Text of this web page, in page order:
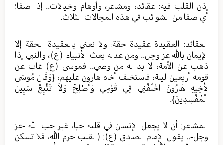
إذن القلب فيه: عقائد، ومشاعر، وأوهام وخيالات.. إذا صفا؛
أي صفا من الشوائب في هذه المجالات الثلاث.
العقائد: العقيدة عقيدة حقة، ولا نعني بالعقيدة الحقة إلا
الإيمان بالله عز وجل.. ومن عدله بعث الأنبياء (ع)، والنبي إذا
ذهب عن الأمة، لا بد له من وصي.. فموسى (ع) غاب عن
قومه أربعين ليلة، فاستخلف أخاه هارون عليهم، {وَقَالَ مُوسَى
لأَخِيهِ هَارُونَ اخْلُفْنِي فِي قَوْمِي وَأَصْلِحْ وَلاَ تَتَّبِعْ سَبِيلَ
الْمُفْسِدِينَ}.
المشاعر: أن لا يجعل الإنسان في قلبه حبا، غير حب الله -عز
وجل-.. يقول الإمام الصادق (ع): (القلب حرم الله، فلا تسكن